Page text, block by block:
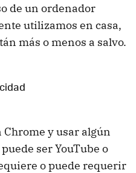
de un ordenador
utilizamos en casa,
más o menos a salvo.
y usar algún
ser YouTube o
o puede requerir